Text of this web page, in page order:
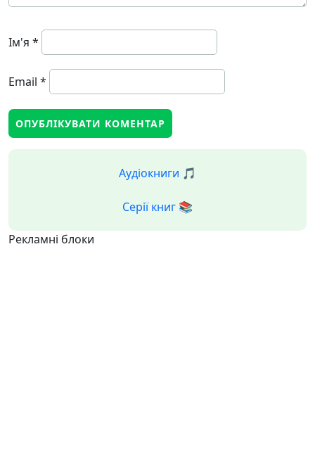
Ім'я *
Email *
Аудіокниги 🎵
Серії книг 📚
Рекламні блоки